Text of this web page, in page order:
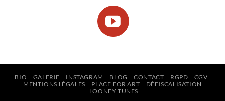
BIO GALERIE INSTAGRAM BLOG CONTACT RGPD
CGV
MENTIONS LÉGALES
PLACE FOR ART
DÉFISCALISATION
LOONEY TUNES